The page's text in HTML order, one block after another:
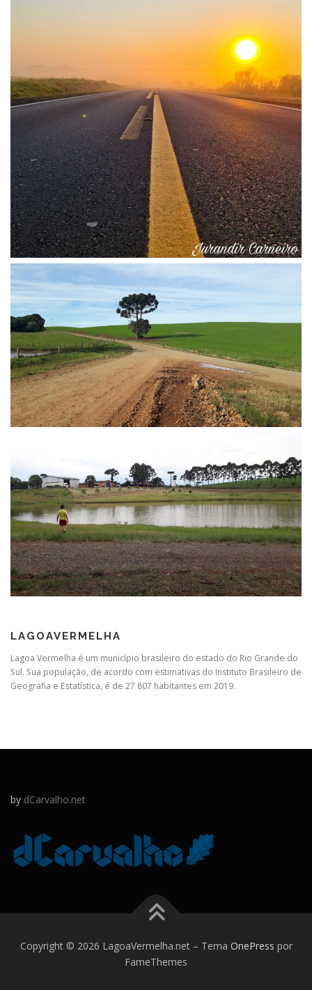
LAGOAVERMELHA
Lagoa Vermelha é um município brasileiro do estado do Rio Grande do
Sul. Sua população, de acordo com estimativas do Instituto Brasileiro de
Geografia e Estatística, é de 27 807 habitantes em 2019.
by dCarvalho.net
Copyright © 2026 LagoaVermelha.net – Tema OnePress por
FameThemes